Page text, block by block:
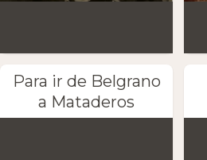
Para ir de Belgrano
a Mataderos